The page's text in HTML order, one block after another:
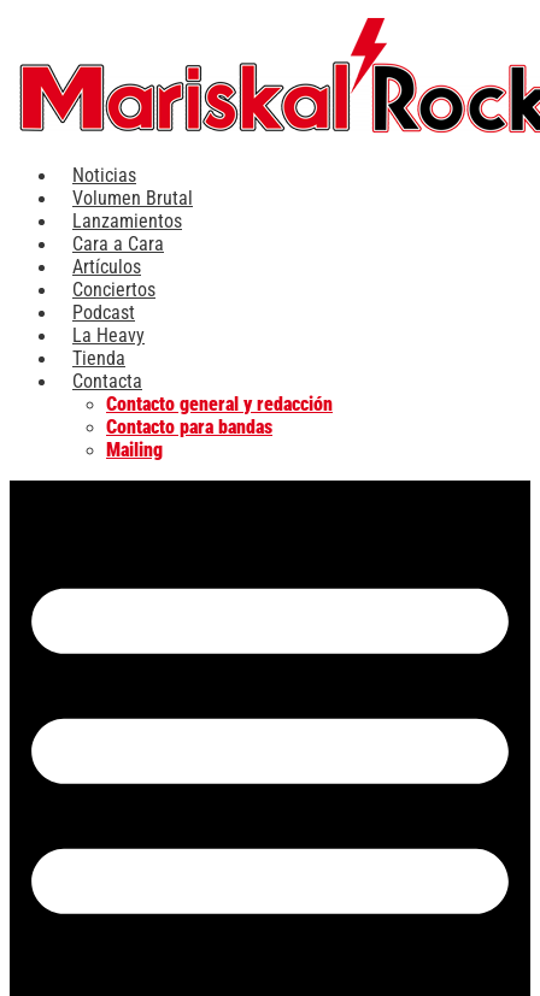
contenido
Noticias
Volumen Brutal
Lanzamientos
Cara a Cara
Artículos
Conciertos
Podcast
La Heavy
Tienda
Contacta
Contacto general y redacción
Contacto para bandas
Mailing